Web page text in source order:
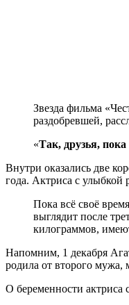
Звезда фильма
раздобревшей,
«Так, друзья,
Внутри оказались две
года. Актриса с улыбкой
Пока всё своё
выглядит после
килограммов,
Напомним, 1 декабря
родила от второго мужа,
О беременности актриса